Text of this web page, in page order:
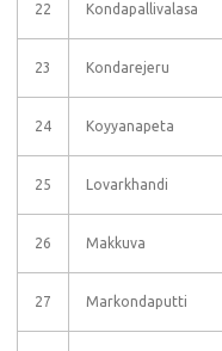
22 Kondapallivalasa
23 Kondarejeru
24 Koyyanapeta
25 Lovarkhandi
26 Makkuva
27 Markondaputti